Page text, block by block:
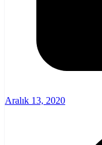
Aralık 13, 2020